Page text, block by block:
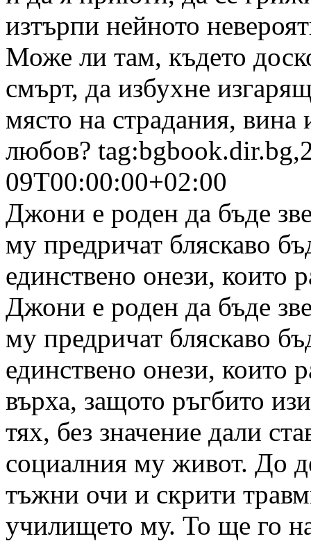
изтърпи нейното
Може ли там, където
смърт, да избухне
място на страдания,
любов?
09T00:00:00+02:00
Джони е роден да бъде
му предричат бляскаво
единствено онези, които
Джони е роден да бъде
му предричат бляскаво
единствено онези, които
върха, защото ръгбито
тях, без значение дали
социалния му живот. До
тъжни очи и скрити
училището му. То ще го